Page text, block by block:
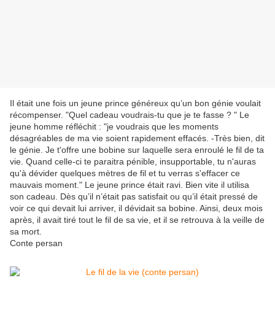
Il était une fois un jeune prince généreux qu’un bon génie voulait
récompenser. "Quel cadeau voudrais-tu que je te fasse ? " Le
jeune homme réfléchit : "je voudrais que les moments
désagréables de ma vie soient rapidement effacés. -Très bien, dit
le génie. Je t'offre une bobine sur laquelle sera enroulé le fil de ta
vie. Quand celle-ci te paraitra pénible, insupportable, tu n'auras
qu'à dévider quelques mètres de fil et tu verras s'effacer ce
mauvais moment." Le jeune prince était ravi. Bien vite il utilisa
son cadeau. Dès qu’il n’était pas satisfait ou qu’il était pressé de
voir ce qui devait lui arriver, il dévidait sa bobine. Ainsi, deux mois
après, il avait tiré tout le fil de sa vie, et il se retrouva à la veille de
sa mort.
Conte persan